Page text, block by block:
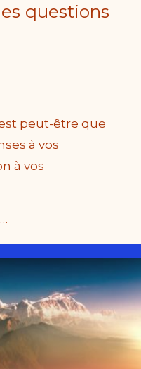
questions
peut-être que
à vos
à vos